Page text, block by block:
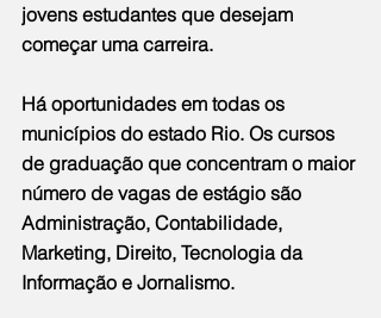
jovens estudantes que desejam
começar uma carreira.
Há oportunidades em todas os
municípios do estado Rio. Os cursos
de graduação que concentram o maior
número de vagas de estágio são
Administração, Contabilidade,
Marketing, Direito, Tecnologia da
Informação e Jornalismo.